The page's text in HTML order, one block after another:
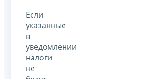
Если
указанные
в
уведомлении
налоги
не